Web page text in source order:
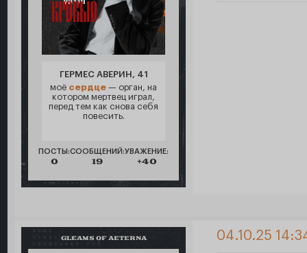
ГЕРМЕС АВЕРИН, 41
моё сердце — орган, на
котором мертвец играл,
перед тем как снова себя
повесить.
ПОСТЫ:
0
СООБЩЕНИЙ:
19
УВАЖЕНИЕ:
+40
GLEAMS OF AETERNA 04.10.25